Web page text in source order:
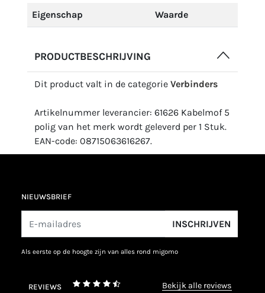
Eigenschap Waarde
PRODUCTBESCHRIJVING
Dit product valt in de categorie Verbinders
Artikelnummer leverancier: 61626 Kabelmof 5
polig van het merk wordt geleverd per 1 Stuk.
EAN-code: 08715063616267.
NIEUWSBRIEF
INSCHRIJVEN
als eerste op de hoogte zijn van alles rond migomo
REVIEWS bekijk alle reviews